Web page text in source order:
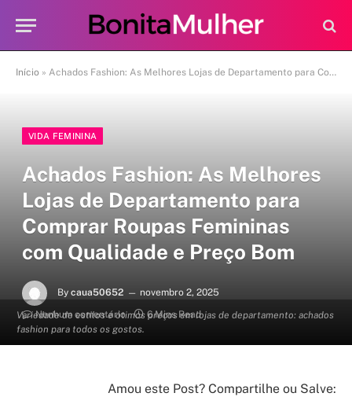
Início » Achados Fashion: As Melhores Lojas de Departamento para Comprar Roupas Femininas com Qualidade e Preço Bom
Variedade de estilos e ótimos preços em lojas de departamento: achados
fashion para todos os gostos.
VIDA FEMININA
Achados Fashion: As Melhores
Lojas de Departamento para
Comprar Roupas Femininas
com Qualidade e Preço Bom
By caua50652
novembro 2, 2025
Nenhum comentário
6 Mins Read
Amou este Post? Compartilhe ou Salve: